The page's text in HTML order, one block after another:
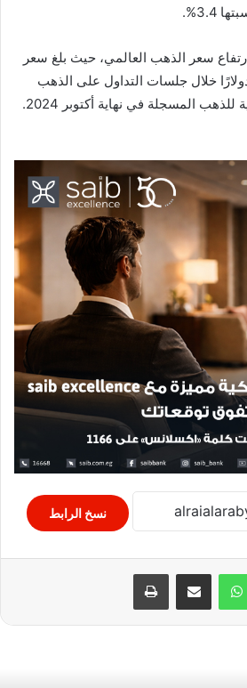
سعر الذهب العالمي، حيث بلغ سعر
مستويات 2780 دولارًا خلال جلسات التداول على الذهب
المسجلة في نهاية أكتوبر 2024.
نسخ الرابط
واتساب مشاركة عبر البريد طباعة